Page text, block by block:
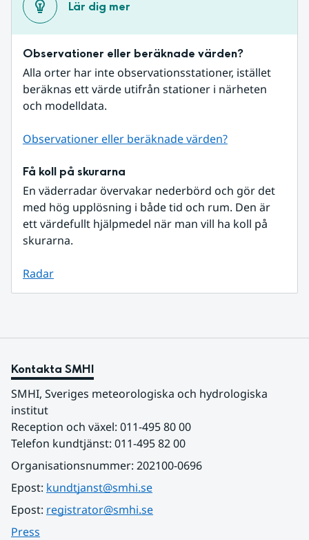
Lär dig mer
Observationer eller beräknade värden?
Alla orter har inte observationsstationer, istället
beräknas ett värde utifrån stationer i närheten
och modelldata.
Observationer eller beräknade värden?
Få koll på skurarna
En väderradar övervakar nederbörd och gör det
med hög upplösning i både tid och rum. Den är
ett värdefullt hjälpmedel när man vill ha koll på
skurarna.
Radar
Kontakta SMHI
SMHI, Sveriges meteorologiska och hydrologiska
institut
Reception och växel: 011-495 80 00
Telefon kundtjänst: 011-495 82 00
Organisationsnummer: 202100-0696
Epost: kundtjanst@smhi.se
Epost: registrator@smhi.se
Press